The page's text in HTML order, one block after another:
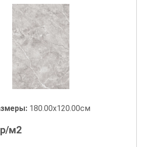
180.00x120.00см
р/м2